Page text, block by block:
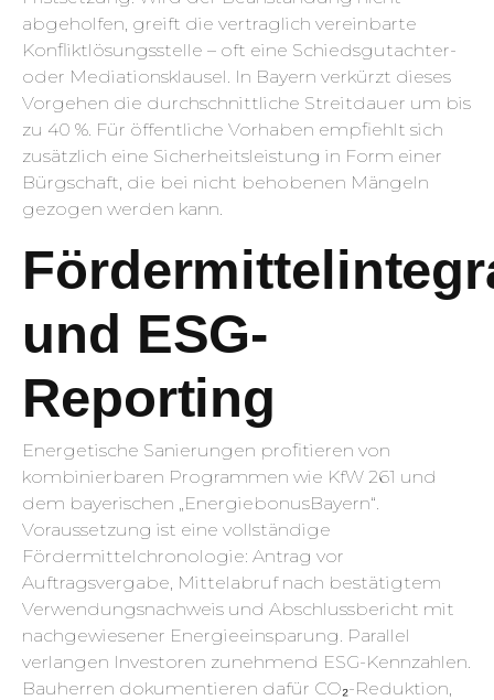
abgeholfen, greift die vertraglich vereinbarte
Konfliktlösungsstelle – oft eine Schiedsgutachter-
oder Mediationsklausel. In Bayern verkürzt dieses
Vorgehen die durchschnittliche Streitdauer um bis
zu 40 %. Für öffentliche Vorhaben empfiehlt sich
zusätzlich eine Sicherheitsleistung in Form einer
Bürgschaft, die bei nicht behobenen Mängeln
gezogen werden kann.
und ESG-
Reporting
Energetische Sanierungen profitieren von
kombinierbaren Programmen wie KfW 261 und
dem bayerischen „EnergiebonusBayern“.
Voraussetzung ist eine vollständige
Fördermittelchronologie: Antrag vor
Auftragsvergabe, Mittelabruf nach bestätigtem
Verwendungsnachweis und Abschlussbericht mit
nachgewiesener Energieeinsparung. Parallel
verlangen Investoren zunehmend ESG-Kennzahlen.
Bauherren dokumentieren dafür CO₂-Reduktion,